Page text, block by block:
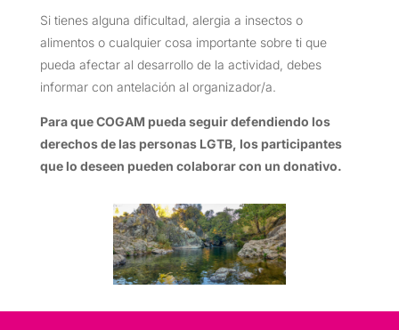
Si tienes alguna dificultad, alergia a insectos o
alimentos o cualquier cosa importante sobre ti que
pueda afectar al desarrollo de la actividad, debes
informar con antelación al organizador/a.
Para que COGAM pueda seguir defendiendo los
derechos de las personas LGTB, los participantes
que lo deseen pueden colaborar con un donativo.